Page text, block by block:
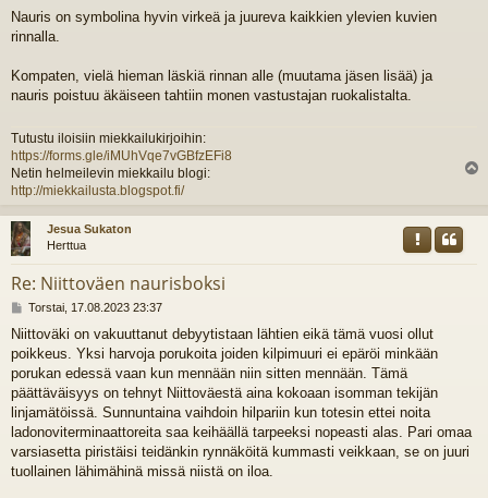
Nauris on symbolina hyvin virkeä ja juureva kaikkien ylevien kuvien
rinnalla.
Kompaten, vielä hieman läskiä rinnan alle (muutama jäsen lisää) ja
nauris poistuu äkäiseen tahtiin monen vastustajan ruokalistalta.
Tutustu iloisiin miekkailukirjoihin:
https://forms.gle/iMUhVqe7vGBfzEFi8
Netin helmeilevin miekkailu blogi:
http://miekkailusta.blogspot.fi/
s
Jesua Sukaton
Herttua
Re: Niittoväen naurisboksi
V
e
s
t
i
Torstai, 17.08.2023 23:37
Niittoväki on vakuuttanut debyytistaan lähtien eikä tämä vuosi ollut
poikkeus. Yksi harvoja porukoita joiden kilpimuuri ei epäröi minkään
porukan edessä vaan kun mennään niin sitten mennään. Tämä
päättäväisyys on tehnyt Niittoväestä aina kokoaan isomman tekijän
linjamätöissä. Sunnuntaina vaihdoin hilpariin kun totesin ettei noita
ladonoviterminaattoreita saa keihäällä tarpeeksi nopeasti alas. Pari omaa
varsiasetta piristäisi teidänkin rynnäköitä kummasti veikkaan, se on juuri
tuollainen lähimähinä missä niistä on iloa.